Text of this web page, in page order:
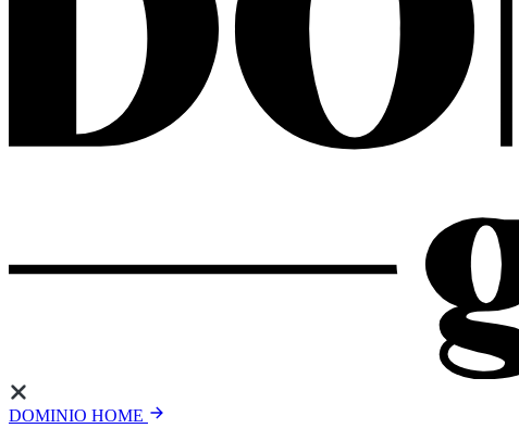
DOMINIO HOME